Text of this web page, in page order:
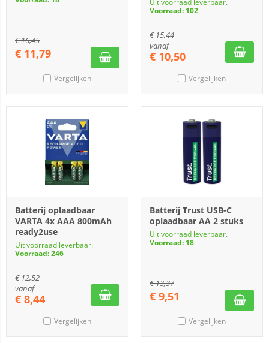
€16,45
€ 11,79
Vergelijken
Uit voorraad leverbaar.
Voorraad: 102
€15,44
vanaf
€ 10,50
Vergelijken
Batterij oplaadbaar
VARTA 4x AAA 800mAh
ready2use
Uit voorraad leverbaar.
Voorraad: 246
€12,52
vanaf
€ 8,44
Vergelijken
Batterij Trust USB-C
oplaadbaar AA 2 stuks
Uit voorraad leverbaar.
Voorraad: 18
€13,37
€ 9,51
Vergelijken